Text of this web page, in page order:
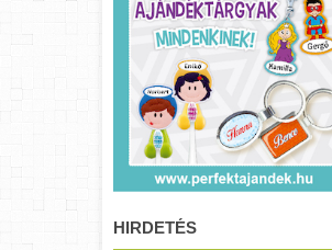
HIRDETÉS